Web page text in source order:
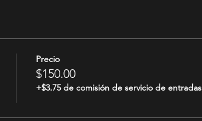
Precio
$150.00
+$3.75 de comisión de servicio de entradas